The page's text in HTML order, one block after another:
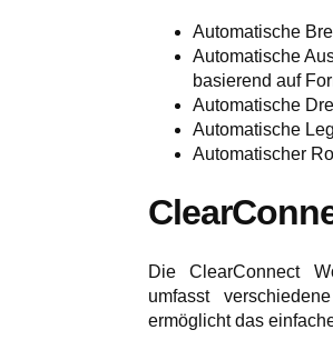
Automatische
Automatische
basierend auf
Automatische
Automatische
Automatischer
Die ClearConnect
umfasst
ermöglicht das